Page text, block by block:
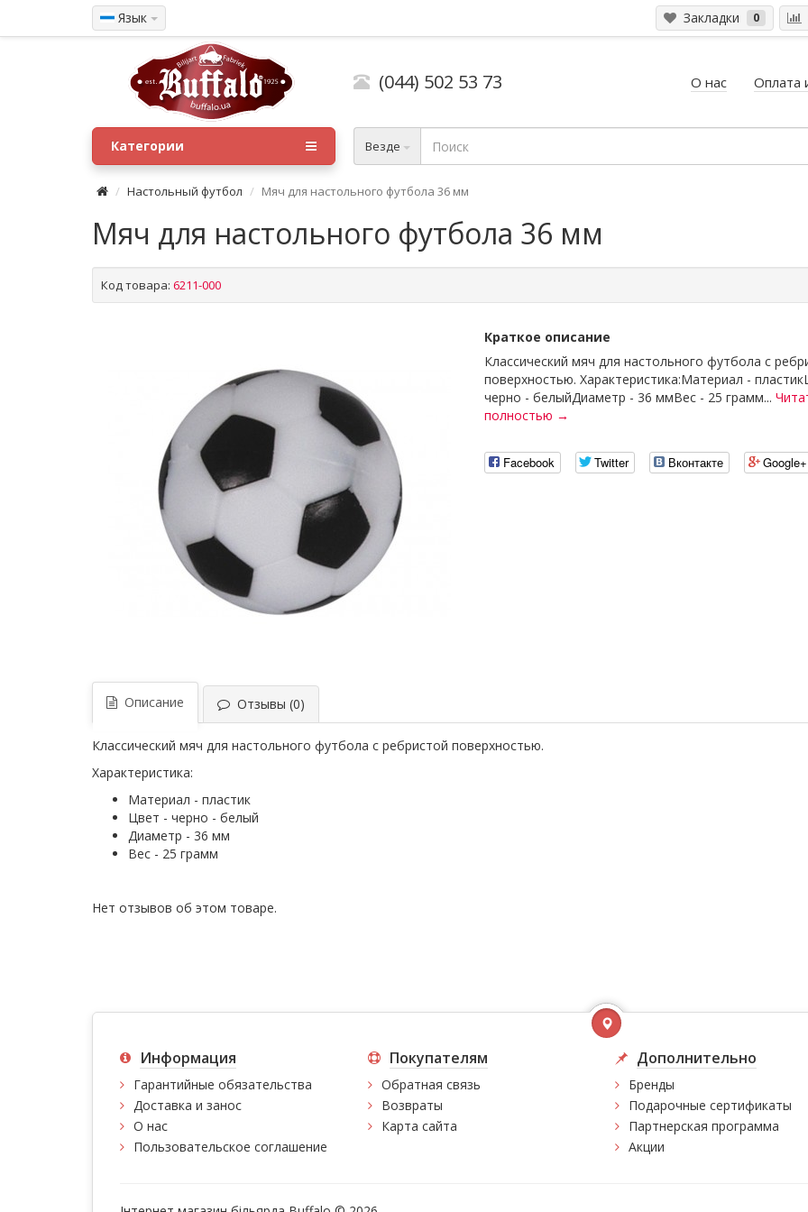
Язык Закладки 0
(044) 502 53 73 О нас Оплата
Везде
Категории
Настольный футбол Мяч для настольного футбола 36 мм
Мяч для настольного футбола 36 мм
Код товара: 6211-000
Краткое описание
Классический мяч для настольного футбола с
поверхностью. Характеристика:Материал -
черно - белыйДиаметр - 36 ммВес - 25 грамм...
полностью →
Facebook Twitter Вконтакте Google+
Описание Отзывы (0)
Классический мяч для настольного футбола с ребристой поверхностью.
Характеристика:
Материал - пластик
Цвет - черно - белый
Диаметр - 36 мм
Вес - 25 грамм
Нет отзывов об этом товаре.
Информация
Гарантийные обязательства
Доставка и занос
О нас
Пользовательское соглашение
Покупателям
Обратная связь
Возвраты
Карта сайта
Дополнительно
Бренды
Подарочные сертификаты
Партнерская программа
Акции